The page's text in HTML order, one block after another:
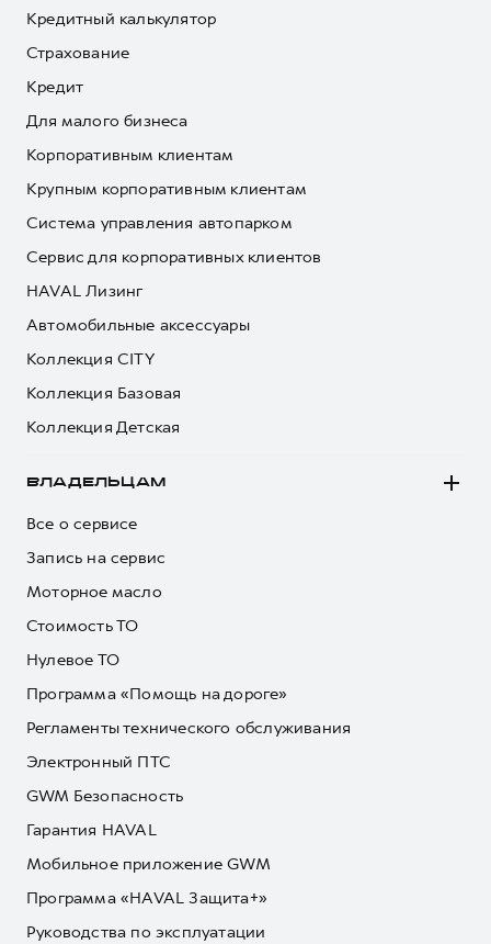
Кредитный калькулятор
Страхование
Кредит
Для малого бизнеса
Корпоративным клиентам
Крупным корпоративным клиентам
Система управления автопарком
Сервис для корпоративных клиентов
HAVAL Лизинг
Автомобильные аксессуары
Коллекция CITY
Коллекция Базовая
Коллекция Детская
ВЛАДЕЛЬЦАМ
Все о сервисе
Запись на сервис
Моторное масло
Стоимость ТО
Нулевое ТО
Программа «Помощь на дороге»
Регламенты технического обслуживания
Электронный ПТС
GWM Безопасность
Гарантия HAVAL
Мобильное приложение GWM
Программа «HAVAL Защита+»
Руководства по эксплуатации